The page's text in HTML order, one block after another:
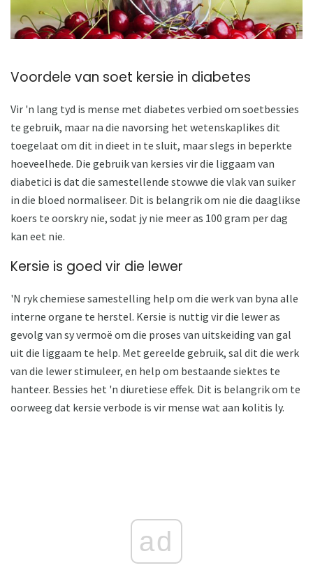
Voordele van soet kersie in diabetes
Vir 'n lang tyd is mense met diabetes verbied om soetbessies
te gebruik, maar na die navorsing het wetenskaplikes dit
toegelaat om dit in dieet in te sluit, maar slegs in beperkte
hoeveelhede. Die gebruik van kersies vir die liggaam van
diabetici is dat die samestellende stowwe die vlak van suiker
in die bloed normaliseer. Dit is belangrik om nie die daaglikse
koers te oorskry nie, sodat jy nie meer as 100 gram per dag
kan eet nie.
Kersie is goed vir die lewer
'N ryk chemiese samestelling help om die werk van byna alle
interne organe te herstel. Kersie is nuttig vir die lewer as
gevolg van sy vermoë om die proses van uitskeiding van gal
uit die liggaam te help. Met gereelde gebruik, sal dit die werk
van die lewer stimuleer, en help om bestaande siektes te
hanteer. Bessies het 'n diuretiese effek. Dit is belangrik om te
oorweeg dat kersie verbode is vir mense wat aan kolitis ly.
ad